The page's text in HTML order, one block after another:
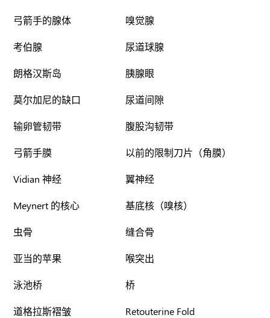
弓箭手的腺体 嗅觉腺
考伯腺 尿道球腺
朗格汉斯岛 胰腺眼
莫尔加尼的缺口 尿道间隙
输卵管韧带 腹股沟韧带
弓箭手膜 以前的限制刀片（角膜）
Vidian 神经 翼神经
Meynert 的核心 基底核（嗅核）
虫骨 缝合骨
亚当的苹果 喉突出
泳池桥 桥
道格拉斯褶皱 Retouterine Fold